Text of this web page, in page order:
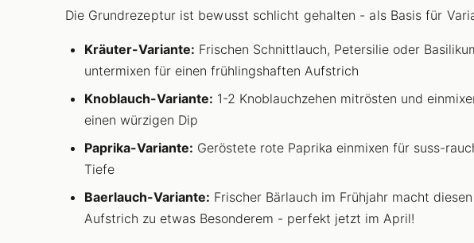
Die Grundrezeptur ist bewusst schlicht gehalten - als Basis für
Kräuter-Variante: Frischen Schnittlauch, Petersilie oder
untermixen für einen frühlingshaften Aufstrich
Knoblauch-Variante: 1-2 Knoblauchzehen mitrösten und
einen würzigen Dip
Paprika-Variante: Geröstete rote Paprika einmixen für suss-
Tiefe
Baerlauch-Variante: Frischer Bärlauch im Frühjahr macht diesen
Aufstrich zu etwas Besonderem - perfekt jetzt im April!